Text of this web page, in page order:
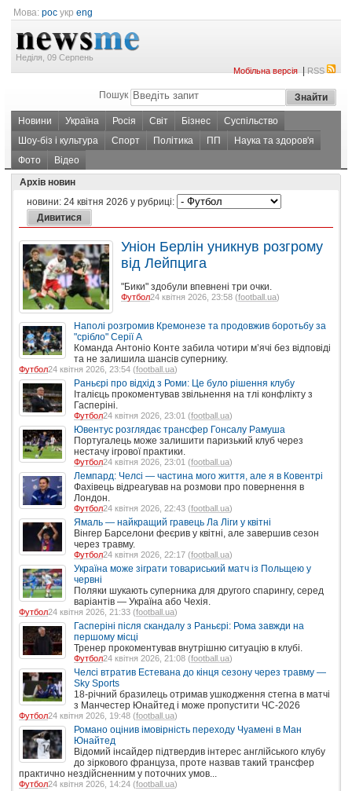
Мова: рос укр eng
Неділя, 09 Серпень
Мобільна версія|RSS
Пошук
Новини Україна Росія Світ Бізнес
Суспільство
Шоу-біз і культура
Спорт Політика ПП
Наука та здоров'я
Фото
Відео
Архів новин
новини: 24 квітня 2026 у рубриці:
Уніон Берлін уникнув розгрому
від Лейпцига
"Бики" здобули впевнені три очки.
Футбол24 квітня 2026, 23:58 (football.ua)
Наполі розгромив Кремонезе та продовжив боротьбу за
"срібло" Серії А
Команда Антоніо Конте забила чотири м’ячі без відповіді
та не залишила шансів супернику.
Футбол24 квітня 2026, 23:54 (football.ua)
Раньєрі про відхід з Роми: Це було рішення клубу
Італієць прокоментував звільнення на тлі конфлікту з
Гасперіні.
Футбол24 квітня 2026, 23:01 (football.ua)
Ювентус розглядає трансфер Гонсалу Рамуша
Португалець може залишити паризький клуб через
нестачу ігрової практики.
Футбол24 квітня 2026, 23:01 (football.ua)
Лемпард: Челсі — частина мого життя, але я в Ковентрі
Фахівець відреагував на розмови про повернення в
Лондон.
Футбол24 квітня 2026, 22:43 (football.ua)
Ямаль — найкращий гравець Ла Ліги у квітні
Вінгер Барселони феєрив у квітні, але завершив сезон
через травму.
Футбол24 квітня 2026, 22:17 (football.ua)
Україна може зіграти товариський матч із Польщею у
червні
Поляки шукають суперника для другого спарингу, серед
варіантів — Україна або Чехія.
Футбол24 квітня 2026, 21:33 (football.ua)
Гасперіні після скандалу з Раньєрі: Рома завжди на
першому місці
Тренер прокоментував внутрішню ситуацію в клубі.
Футбол24 квітня 2026, 21:08 (football.ua)
Челсі втратив Естевана до кінця сезону через травму —
Sky Sports
18-річний бразилець отримав ушкодження стегна в матчі
з Манчестер Юнайтед і може пропустити ЧС-2026
Футбол24 квітня 2026, 19:48 (football.ua)
Романо оцінив імовірність переходу Чуамені в Ман
Юнайтед
Відомий інсайдер підтвердив інтерес англійського клубу
до зіркового француза, проте назвав такий трансфер
практично нездійсненним у поточних умов...
Футбол24 квітня 2026, 14:24 (football.ua)